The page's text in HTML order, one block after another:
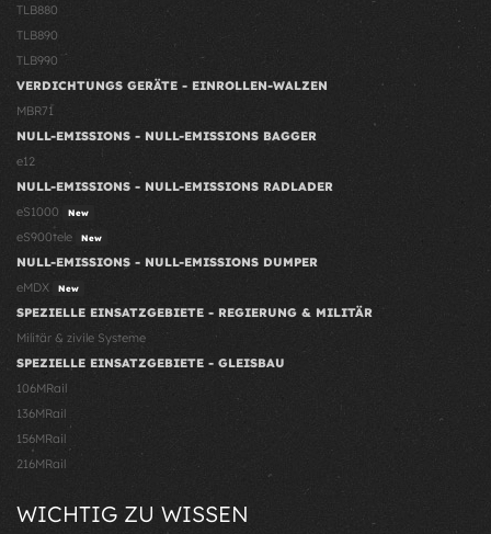
TLB880
TLB890
TLB990
VERDICHTUNGS GERÄTE - EINROLLEN-WALZEN
MBR71
NULL-EMISSIONS - NULL-EMISSIONS BAGGER
e12
NULL-EMISSIONS - NULL-EMISSIONS RADLADER
eS1000
New
eS900tele New
NULL-EMISSIONS - NULL-EMISSIONS DUMPER
eMDX
New
SPEZIELLE EINSATZGEBIETE - REGIERUNG & MILITÄR
Militär & zivile Systeme
SPEZIELLE EINSATZGEBIETE - GLEISBAU
106MRail
136MRail
156MRail
216MRail
WICHTIG ZU WISSEN